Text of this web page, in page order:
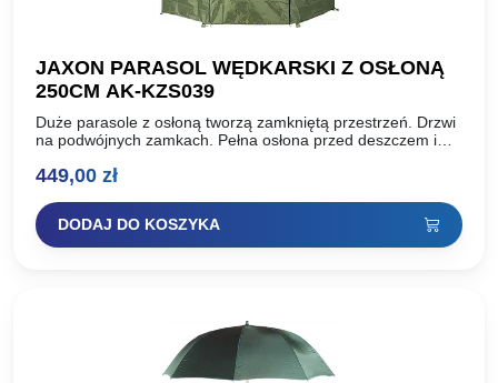
JAXON PARASOL WĘDKARSKI Z OSŁONĄ
250CM AK-KZS039
Duże parasole z osłoną tworzą zamkniętą przestrzeń. Drzwi
na podwójnych zamkach. Pełna osłona przed deszczem i
wielowarstwowego układu materiału…
449,00 zł
DODAJ DO KOSZYKA